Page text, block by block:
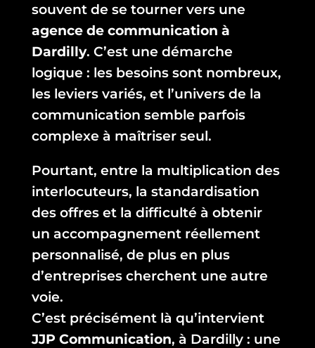
souvent de se tourner vers une
agence de communication à
Dardilly. C’est une démarche
logique : les besoins sont nombreux,
les leviers variés, et l’univers de la
communication semble parfois
complexe à maîtriser seul.
Pourtant, entre la multiplication des
interlocuteurs, la standardisation
des offres et la difficulté à obtenir
un accompagnement réellement
personnalisé, de plus en plus
d’entreprises cherchent une autre
voie.
C’est précisément là qu’intervient
JJP Communication, à Dardilly : une